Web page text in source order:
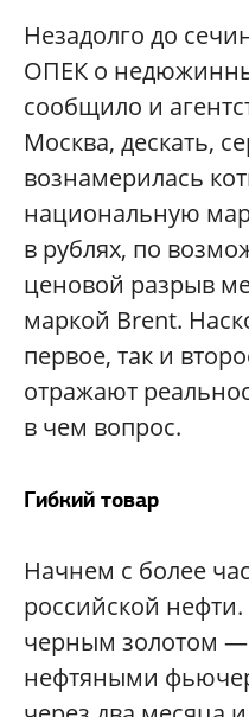
Незадолго до
ОПЕК о
сообщило и
Москва, дескать,
вознамерилась
национальную
в рублях, по
ценовой разрыв
маркой Brent.
первое, так и
отражают
в чем вопрос.
Гибкий товар
Начнем с более
российской нефти.
черным золотом —
нефтяными